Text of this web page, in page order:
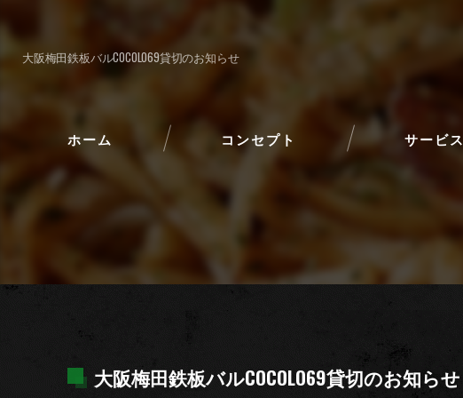
大阪梅田鉄板バルCOCOLO69貸切のお知らせ
ホーム コンセプト サービス
大阪梅田鉄板バルCOCOLO69貸切のお知らせ